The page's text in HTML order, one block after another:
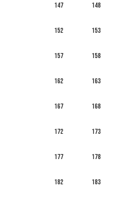
147 148
152 153
157 158
162 163
167 168
172 173
177 178
182 183